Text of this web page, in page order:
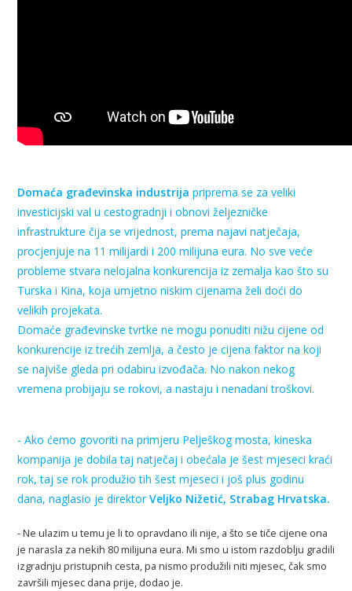
Domaća građevinska industrija priprema se za veliki
investicijski val u cestogradnji i obnovi željezničke
infrastrukture čija se vrijednost, prema najavi natječaja,
procjenjuje na 11 milijardi i 200 milijuna eura. No sve veće
probleme stvara nelojalna konkurencija iz zemalja kao što su
Turska i Kina, koja umjetno niskim cijenama želi doći do
velikih projekata.
Domaće građevinske tvrtke ne mogu ponuditi nižu cijene od
konkurencije iz trećih zemlja, a često je cijena faktor na koji
se najviše gleda pri odabiru izvođača. No nakon nekog
vremena probijaju se rokovi, a nastaju i nenadani troškovi.
- Ako ćemo govoriti na primjeru Pelješkog mosta, kineska
kompanija je dobila taj natječaj i obećala je šest mjeseci kraći
rok, taj se rok produžio tih šest mjeseci i još plus godinu
dana, naglasio je direktor Veljko Nižetić, Strabag Hrvatska.
- Ne ulazim u temu je li to opravdano ili nije, a što se tiče cijene ona
je narasla za nekih 80 milijuna eura. Mi smo u istom razdoblju gradili
izgradnju pristupnih cesta, pa nismo produžili niti mjesec, čak smo
završili mjesec dana prije, dodao je.